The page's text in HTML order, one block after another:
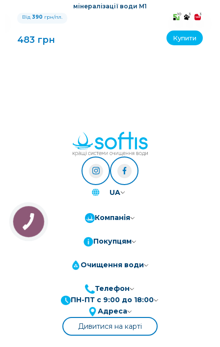
мінералізації води M1
Від 390 грн/пл. 10 3 3
483 грн Купити
UA
Компанія
Покупцям
Очищення води
Телефон
ПН-ПТ с 9:00 до 18:00
Адреса
Дивитися на карті